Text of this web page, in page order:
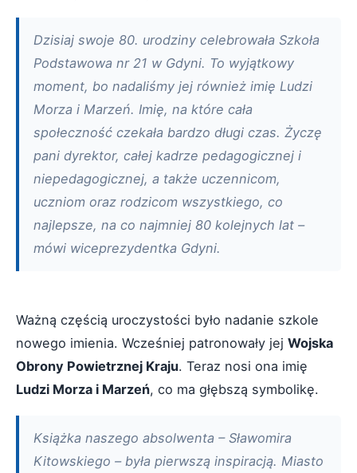
Dzisiaj swoje 80. urodziny celebrowała Szkoła
Podstawowa nr 21 w Gdyni. To wyjątkowy
moment, bo nadaliśmy jej również imię Ludzi
Morza i Marzeń. Imię, na które cała
społeczność czekała bardzo długi czas. Życzę
pani dyrektor, całej kadrze pedagogicznej i
niepedagogicznej, a także uczennicom,
uczniom oraz rodzicom wszystkiego, co
najlepsze, na co najmniej 80 kolejnych lat –
mówi wiceprezydentka Gdyni.
Ważną częścią uroczystości było nadanie szkole
nowego imienia. Wcześniej patronowały jej Wojska
Obrony Powietrznej Kraju. Teraz nosi ona imię
Ludzi Morza i Marzeń, co ma głębszą symbolikę.
Książka naszego absolwenta – Sławomira
Kitowskiego – była pierwszą inspiracją. Miasto